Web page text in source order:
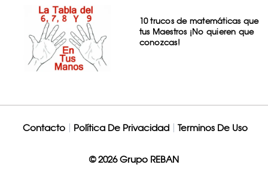
10 trucos de matemáticas que
tus Maestros ¡No quieren que
conozcas!
Contacto Política De Privacidad Terminos De Uso
© 2026 Grupo REBAN